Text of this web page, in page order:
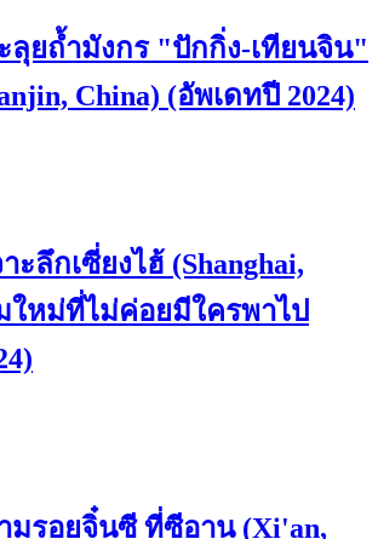
ลุยถ้ำมังกร "ปักกิ่ง-เทียนจิน"
China) (อัพเดทปี 2024)
ะลึกเซี่ยงไฮ้ (Shanghai,
ใหม่ที่ไม่ค่อยมีใครพาไป
มรอยจิ๋นซี ที่ซีอาน (Xi'an,